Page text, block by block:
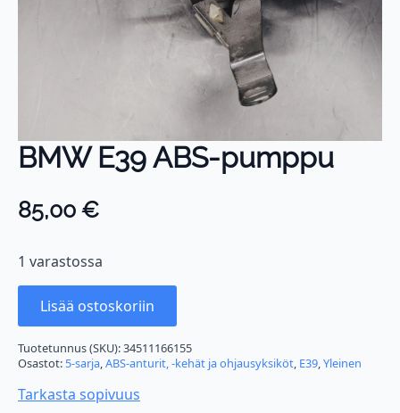
BMW E39 ABS-pumppu
85,00 €
1 varastossa
Lisää ostoskoriin
Tuotetunnus (SKU):34511166155
Osastot: 5-sarja,ABS-anturit, -kehät ja ohjausyksiköt, E39,Yleinen
Tarkasta sopivuus